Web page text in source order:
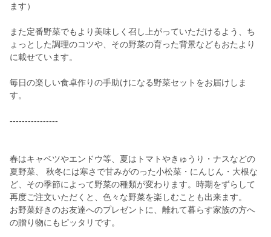
ます）
また定番野菜でもより美味しく召し上がっていただけるよう、ち
ょっとした調理のコツや、その野菜の育った背景などもおたより
に載せています。
毎日の楽しい食卓作りの手助けになる野菜セットをお届けしま
す。
----------------
春はキャベツやエンドウ等、夏はトマトやきゅうり・ナスなどの
夏野菜、 秋冬には寒さで甘みがのった小松菜・にんじん・大根な
ど、その季節によって野菜の種類が変わります。時期をずらして
再度ご注文いただくと、色々な野菜を楽しむことも出来ます。
お野菜好きのお友達へのプレゼントに、離れて暮らす家族の方へ
の贈り物にもピッタリです。